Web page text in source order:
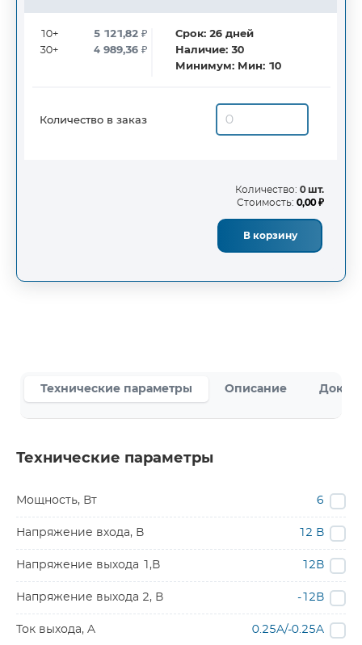
10+
30+
5 121,82₽
4 989,36₽
Срок:26дней
Наличие:30
Минимум: Мин: 10
Количество в заказ
Количество: 0 шт.
Стоимость: 0,00 ₽
В корзину
Технические параметры Описание
Технические параметры
Мощность, Вт 6
Напряжение входа, В 12 В
Напряжение выхода 1,В 12В
Напряжение выхода 2, В -12В
Ток выхода, A 0.25A/-0.25A